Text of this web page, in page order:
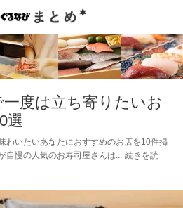
一度は立ち寄りたいお
選
わいたいあなたにおすすめのお店を10件掲
自慢の人気のお寿司屋さんは
続きを読